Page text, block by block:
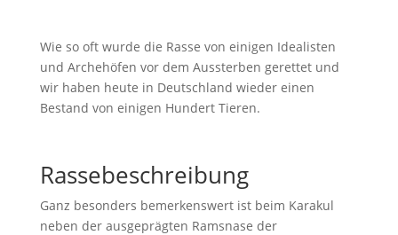
Wie so oft wurde die Rasse von einigen Idealisten
und Archehöfen vor dem Aussterben gerettet und
wir haben heute in Deutschland wieder einen
Bestand von einigen Hundert Tieren.
Rassebeschreibung
Ganz besonders bemerkenswert ist beim Karakul
neben der ausgeprägten Ramsnase der